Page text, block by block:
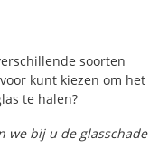
soorten
kunt kiezen om het
te halen?
we bij u de glasschade